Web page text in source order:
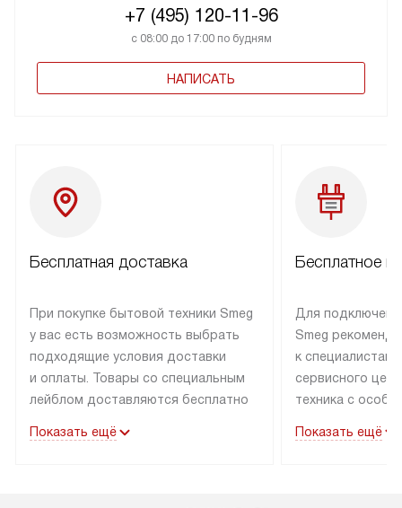
+7 (495) 120-11-96
с 08:00 до 17:00 по будням
НАПИСАТЬ
Бесплатная доставка
При покупке бытовой техники Smeg
у вас есть возможность выбрать
подходящие условия доставки
и оплаты. Товары со специальным
лейблом доставляются бесплатно
до подъезда. Доставка за пределы
Показать ещё
Бесплатное
Для
Smeg
к специалистам
сервисного
техника с
коммуникациям.
Показать ещё